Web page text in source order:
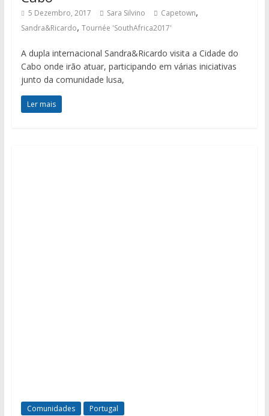
5 Dezembro, 2017 Sara Silvino Capetown,
Sandra&Ricardo, Tournée 'SouthAfrica2017'
A dupla internacional Sandra&Ricardo visita a Cidade do
Cabo onde irão atuar, participando em várias iniciativas
junto da comunidade lusa,
Ler mais
Comunidades Portugal